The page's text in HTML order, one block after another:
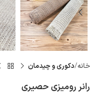
خانه دكورى و چيدمان
رانر رومیزی حصیری